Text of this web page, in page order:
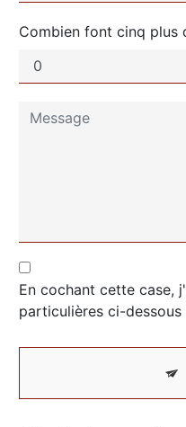
Combien font cinq plus
En cochant cette case,
particulières ci-